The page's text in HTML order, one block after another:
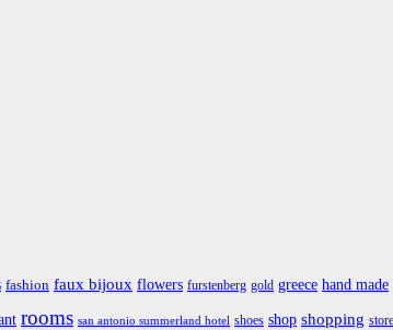
fashion faux bijoux flowers furstenberg gold greece hand made
rooms san antonio summerland hotel shoes shop shopping store